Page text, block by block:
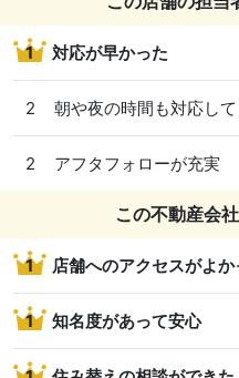
1 対応が早かった
2 朝や夜の時間も対応し
2 アフタフォローが充実
この不動産会
1 店舗へのアクセスがよか
1 知名度があって安心